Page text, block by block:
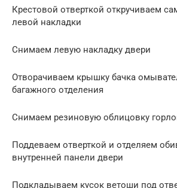
Крестовой отверткой откручиваем
левой накладки
Снимаем левую накладку двери
Отворачиваем крышку бачка
багажного отделения
Снимаем резиновую облицовку
Поддеваем отверткой и отделяем
внутренней панели двери
Подкладываем кусок ветоши под